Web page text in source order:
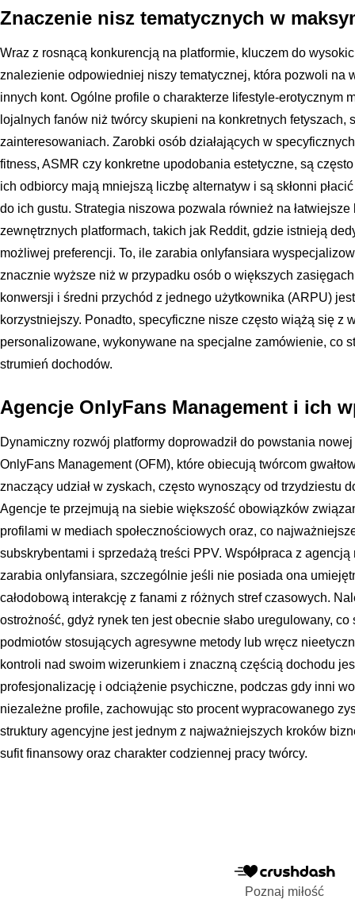
Znaczenie nisz tematycznych w
Wraz z rosnącą konkurencją na platformie, kluczem do
znalezienie odpowiedniej niszy tematycznej, która pozwoli na
innych kont. Ogólne profile o charakterze lifestyle-erotycznym
lojalnych fanów niż twórcy skupieni na konkretnych fetyszach,
zainteresowaniach. Zarobki osób działających w
fitness, ASMR czy konkretne upodobania estetyczne, są
ich odbiorcy mają mniejszą liczbę alternatyw i są skłonni
do ich gustu. Strategia niszowa pozwala również na
zewnętrznych platformach, takich jak Reddit, gdzie istnieją
możliwej preferencji. To, ile zarabia onlyfansiara
znacznie wyższe niż w przypadku osób o większych
konwersji i średni przychód z jednego użytkownika (ARPU)
korzystniejszy. Ponadto, specyficzne nisze często wiążą się z
personalizowane, wykonywane na specjalne zamówienie, co
strumień dochodów.
Agencje OnlyFans Management i ich
Dynamiczny rozwój platformy doprowadził do powstania nowej
OnlyFans Management (OFM), które obiecują twórcom
znaczący udział w zyskach, często wynoszący od trzydziestu
Agencje te przejmują na siebie większość obowiązków
profilami w mediach społecznościowych oraz, co
subskrybentami i sprzedażą treści PPV. Współpraca z
zarabia onlyfansiara, szczególnie jeśli nie posiada ona
całodobową interakcję z fanami z różnych stref czasowych.
ostrożność, gdyż rynek ten jest obecnie słabo uregulowany,
podmiotów stosujących agresywne metody lub wręcz
kontroli nad swoim wizerunkiem i znaczną częścią dochodu
profesjonalizację i odciążenie psychiczne, podczas gdy inni
niezależne profile, zachowując sto procent wypracowanego
struktury agencyjne jest jednym z najważniejszych kroków
sufit finansowy oraz charakter codziennej pracy twórcy.
Poznaj miłość